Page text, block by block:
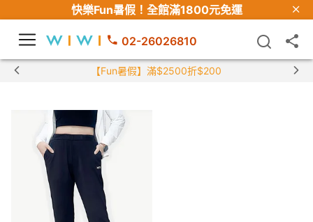
快樂Fun暑假！ 全館滿1800元免運
02-26026810
【Fun暑假】滿$2500折$200